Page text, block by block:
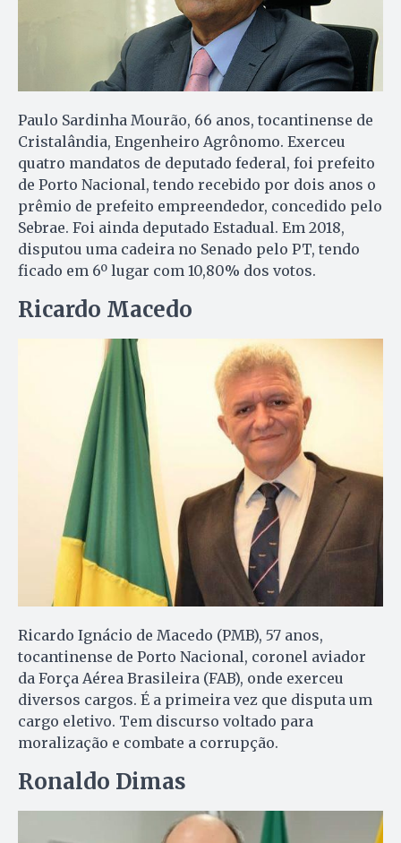
Paulo Sardinha Mourão, 66 anos, tocantinense de
Cristalândia, Engenheiro Agrônomo. Exerceu
quatro mandatos de deputado federal, foi prefeito
de Porto Nacional, tendo recebido por dois anos o
prêmio de prefeito empreendedor, concedido pelo
Sebrae. Foi ainda deputado Estadual. Em 2018,
disputou uma cadeira no Senado pelo PT, tendo
ficado em 6º lugar com 10,80% dos votos.
Ricardo Macedo
Ricardo Ignácio de Macedo (PMB), 57 anos,
tocantinense de Porto Nacional, coronel aviador
da Força Aérea Brasileira (FAB), onde exerceu
diversos cargos. É a primeira vez que disputa um
cargo eletivo. Tem discurso voltado para
moralização e combate a corrupção.
Ronaldo Dimas